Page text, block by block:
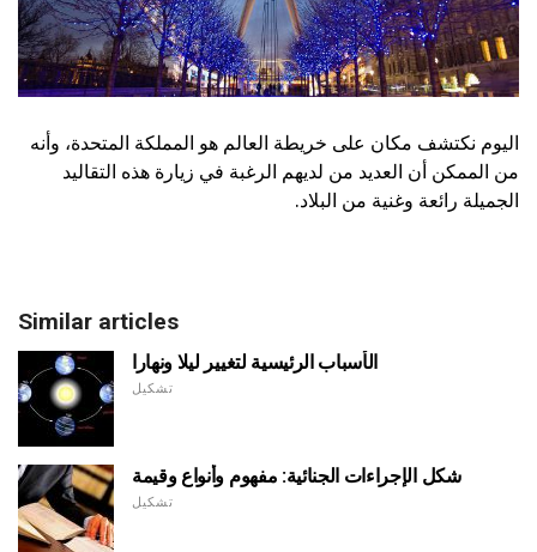
اليوم نكتشف مكان على خريطة العالم هو المملكة المتحدة، وأنه
من الممكن أن العديد من لديهم الرغبة في زيارة هذه التقاليد
الجميلة رائعة وغنية من البلاد.
Similar articles
الأسباب الرئيسية لتغيير ليلا ونهارا
تشكيل
شكل الإجراءات الجنائية: مفهوم وأنواع وقيمة
تشكيل